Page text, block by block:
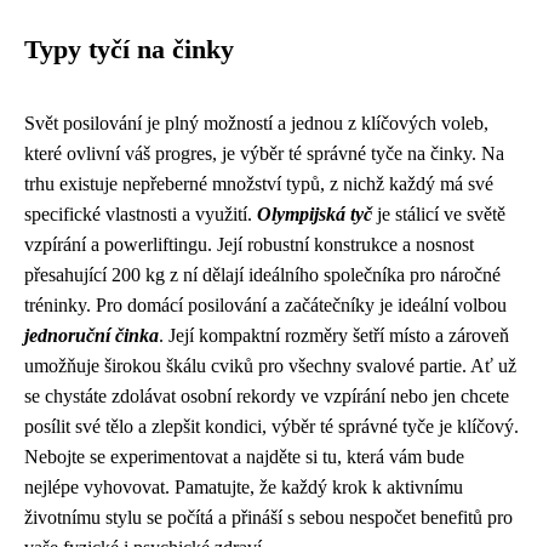
Typy tyčí na činky
Svět posilování je plný možností a jednou z klíčových voleb,
které ovlivní váš progres, je výběr té správné tyče na činky. Na
trhu existuje nepřeberné množství typů, z nichž každý má své
specifické vlastnosti a využití. Olympijská tyčje stálicí ve světě
vzpírání a powerliftingu. Její robustní konstrukce a nosnost
přesahující 200 kg z ní dělají ideálního společníka pro náročné
tréninky. Pro domácí posilování a začátečníky je ideální volbou
jednoruční činka. Její kompaktní rozměry šetří místo a zároveň
umožňuje širokou škálu cviků pro všechny svalové partie. Ať už
se chystáte zdolávat osobní rekordy ve vzpírání nebo jen chcete
posílit své tělo a zlepšit kondici, výběr té správné tyče je klíčový.
Nebojte se experimentovat a najděte si tu, která vám bude
nejlépe vyhovovat. Pamatujte, že každý krok k aktivnímu
životnímu stylu se počítá a přináší s sebou nespočet benefitů pro